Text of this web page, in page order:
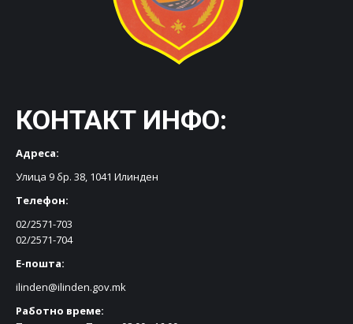
КОНТАКТ ИНФО:
Адреса:
Улица 9 бр. 38, 1041 Илинден
Телефон:
02/2571-703
02/2571-704
Е-пошта:
ilinden@ilinden.gov.mk
Работно време: